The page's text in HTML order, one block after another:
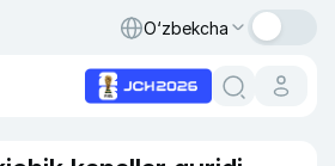
O‘zbekcha